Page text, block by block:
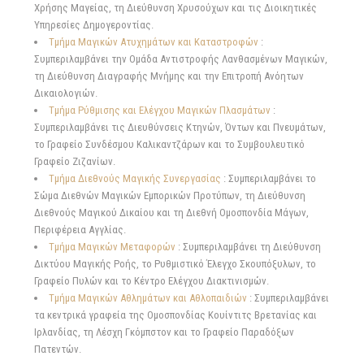
Χρήσης Μαγείας, τη Διεύθυνση Χρυσούχων και τις Διοικητικές
Υπηρεσίες Δημογεροντίας.
Τμήμα Μαγικών Ατυχημάτων και Καταστροφών :
Συμπεριλαμβάνει την Ομάδα Αντιστροφής Λανθασμένων Μαγικών,
τη Διεύθυνση Διαγραφής Μνήμης και την Επιτροπή Ανόητων
Δικαιολογιών.
Τμήμα Ρύθμισης και Ελέγχου Μαγικών Πλασμάτων :
Συμπεριλαμβάνει τις Διευθύνσεις Κτηνών, Όντων και Πνευμάτων,
το Γραφείο Συνδέσμου Καλικαντζάρων και το Συμβουλευτικό
Γραφείο Ζιζανίων.
Τμήμα Διεθνούς Μαγικής Συνεργασίας : Συμπεριλαμβάνει το
Σώμα Διεθνών Μαγικών Εμπορικών Προτύπων, τη Διεύθυνση
Διεθνούς Μαγικού Δικαίου και τη Διεθνή Ομοσπονδία Μάγων,
Περιφέρεια Αγγλίας.
Τμήμα Μαγικών Μεταφορών : Συμπεριλαμβάνει τη Διεύθυνση
Δικτύου Μαγικής Ροής, το Ρυθμιστικό Έλεγχο Σκουπόξυλων, το
Γραφείο Πυλών και το Κέντρο Ελέγχου Διακτινισμών.
Τμήμα Μαγικών Αθλημάτων και Αθλοπαιδιών : Συμπεριλαμβάνει
τα κεντρικά γραφεία της Ομοσπονδίας Κουίντιτς Βρετανίας και
Ιρλανδίας, τη Λέσχη Γκόμπστον και το Γραφείο Παραδόξων
Πατεντών.